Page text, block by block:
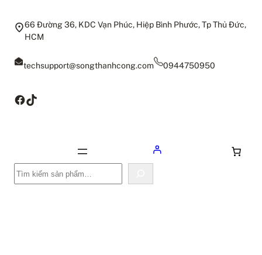
66 Đường 36, KDC Vạn Phúc, Hiệp Bình Phước, Tp Thủ Đức,
HCM
techsupport@songthanhcong.com 0944750950
Facebook
TikTok
Tìm
kiếm